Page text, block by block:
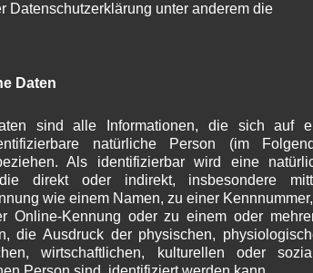
am neuen Fußweg an der Hölle
öffenlichenVorstandssitzung der
informiert wurde, fand sich kein
für das Geländer nach den
Juli
Juni
Mai
April
Datenschutzerklärung unter anderem die
Daten
sind alle Informationen, die sich auf
natürliche Person (im
Als identifizierbar wird eine
direkt oder indirekt, insbesondere
wie einem Namen, zu einer
Online-Kennung oder zu einem oder
die Ausdruck der physischen,
wirtschaftlichen, kulturellen oder